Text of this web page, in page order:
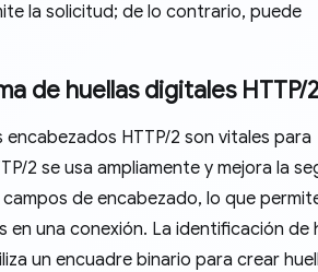
la solicitud; de lo contrario, puede
de huellas digitales HTTP/2
encabezados HTTP/2 son vitales para
2 se usa ampliamente y mejora la
de encabezado, lo que
en una conexión. La identificación de
un encuadre binario para crear